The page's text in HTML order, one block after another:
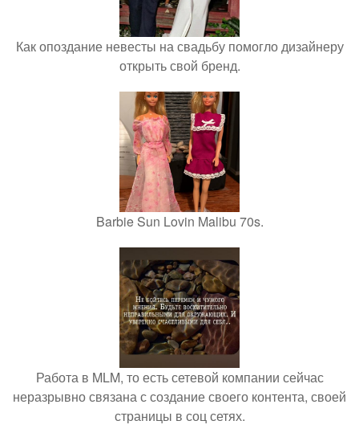
Как опоздание невесты на свадьбу помогло дизайнеру
открыть свой бренд.
Barbie Sun Lovin Malibu 70s.
Работа в MLM, то есть сетевой компании сейчас
неразрывно связана с создание своего контента, своей
страницы в соц сетях.